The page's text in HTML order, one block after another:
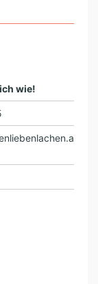
wie!